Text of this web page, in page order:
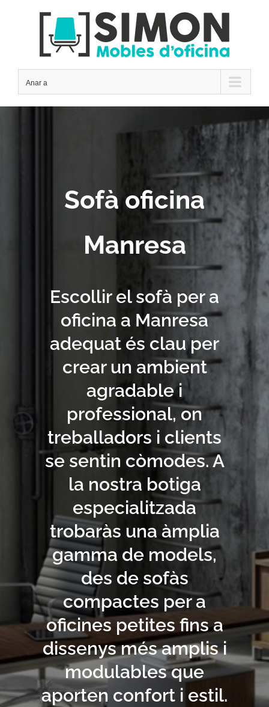
Anar a
Sofà oficina
Manresa
Escollir el sofà per a
oficina a Manresa
adequat és clau per
crear un ambient
agradable i
professional, on
treballadors i clients
se sentin còmodes. A
la nostra botiga
especialitzada
trobaràs una àmplia
gamma de models,
des de sofàs
compactes per a
oficines petites fins a
dissenys més amplis i
modulables que
aporten confort i estil.